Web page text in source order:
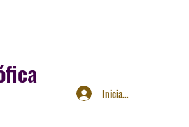
Iniciar sesión